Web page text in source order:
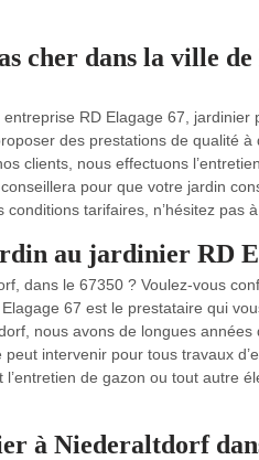
cher dans la ville
RD Elagage 67, jardinier
des prestations de qualité à
clients, nous effectuons
pour que votre jardin
tarifaires, n’hésitez pas
au jardinier RD
dans le 67350 ? Voulez-vous
67 est le prestataire qui
nous avons de longues années
intervenir pour tous travaux
de gazon ou tout autre
à Niederaltdorf